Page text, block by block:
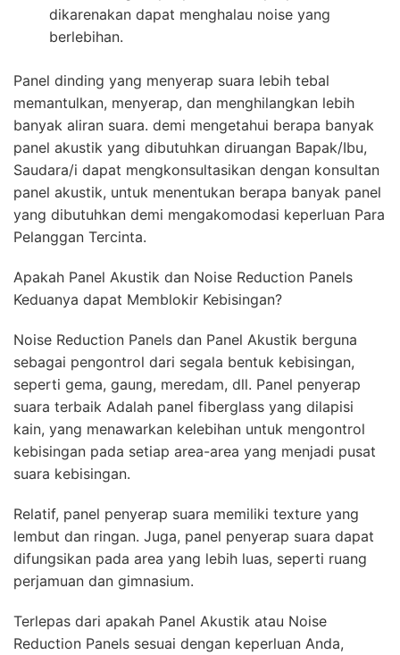
dikarenakan dapat menghalau noise yang
berlebihan.
Panel dinding yang menyerap suara lebih tebal
memantulkan, menyerap, dan menghilangkan lebih
banyak aliran suara. demi mengetahui berapa banyak
panel akustik yang dibutuhkan diruangan Bapak/Ibu,
Saudara/i dapat mengkonsultasikan dengan konsultan
panel akustik, untuk menentukan berapa banyak panel
yang dibutuhkan demi mengakomodasi keperluan Para
Pelanggan Tercinta.
Apakah Panel Akustik dan Noise Reduction Panels
Keduanya dapat Memblokir Kebisingan?
Noise Reduction Panels dan Panel Akustik berguna
sebagai pengontrol dari segala bentuk kebisingan,
seperti gema, gaung, meredam, dll. Panel penyerap
suara terbaik Adalah panel fiberglass yang dilapisi
kain, yang menawarkan kelebihan untuk mengontrol
kebisingan pada setiap area-area yang menjadi pusat
suara kebisingan.
Relatif, panel penyerap suara memiliki texture yang
lembut dan ringan. Juga, panel penyerap suara dapat
difungsikan pada area yang lebih luas, seperti ruang
perjamuan dan gimnasium.
Terlepas dari apakah Panel Akustik atau Noise
Reduction Panels sesuai dengan keperluan Anda,